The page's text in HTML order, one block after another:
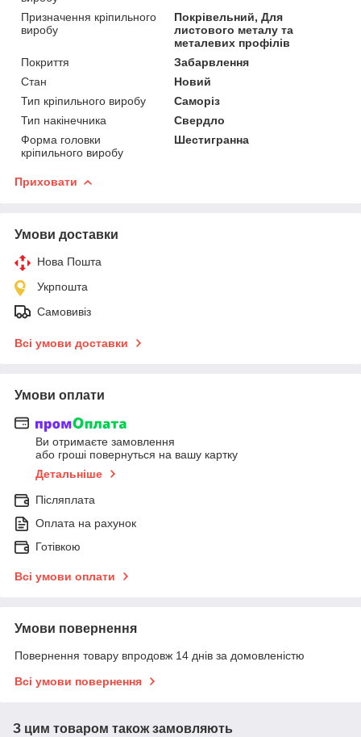
Призначення кріпильного
виробу
Покрівельний, Для
листового металу та
металевих профілів
Покриття
Забарвлення
Стан
Новий
Тип кріпильного виробу
Саморіз
Тип накінечника
Свердло
Форма головки
кріпильного виробу
Шестигранна
Приховати
Умови доставки
Нова Пошта
Укрпошта
Самовивіз
Всі умови доставки
Умови оплати
Ви отримаєте замовлення
або гроші повернуться на вашу картку
Детальніше
Післяплата
Оплата на рахунок
Готівкою
Всі умови оплати
Умови повернення
Повернення товару впродовж 14 днів за домовленістю
Всі умови повернення
З цим товаром також замовляють